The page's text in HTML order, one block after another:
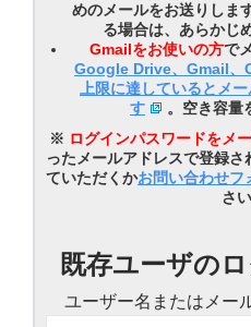
めのメールをお送りします
る場合は、あらかじ
Gmailをお使いの方で
Google Drive、Gmail、
上限に達しているとメ
す
。空き容量
※ ログインパスワードをメ
ったメールアドレスで登録
ていただくかお問い合わせフ
さい
既存ユーザの
ユーザー名またはメー